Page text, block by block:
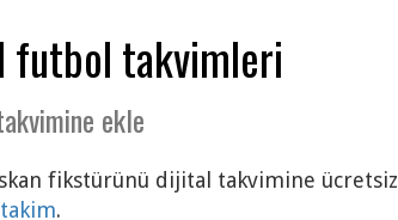
futbol takvimleri
ekle
fikstürünü dijital takvimine
.